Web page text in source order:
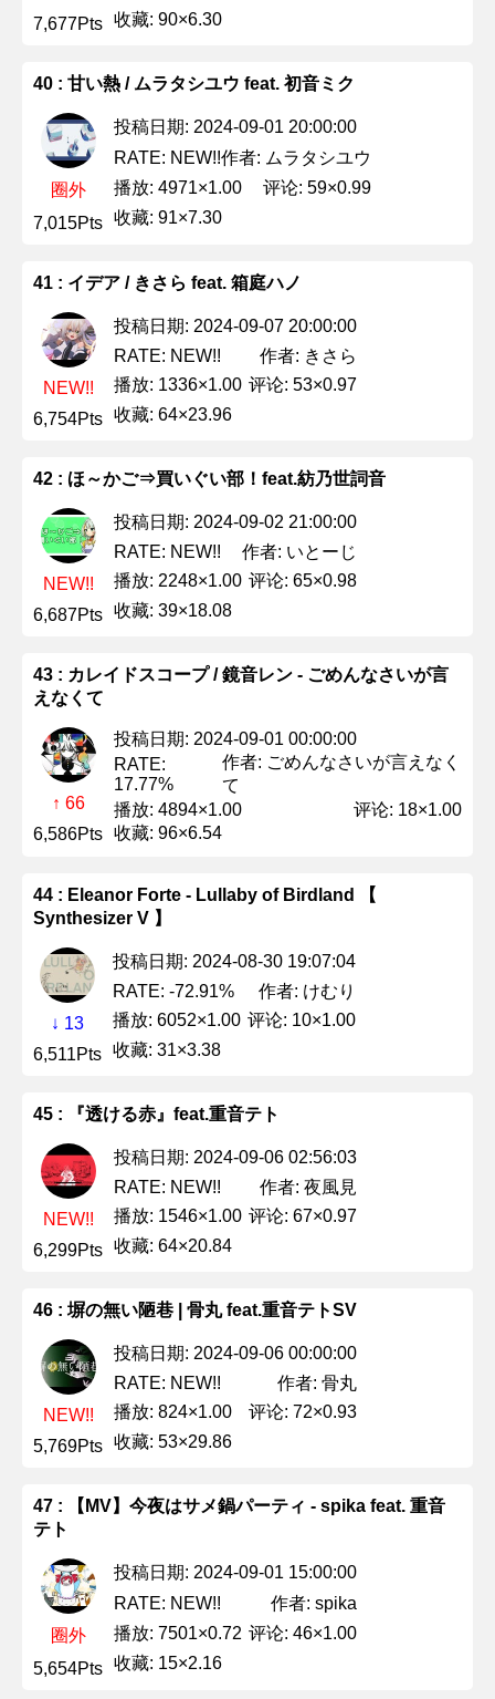
7,677Pts 收藏: 90×6.30
40 : 甘い熱 / ムラタシユウ feat. 初音ミク
圈外
7,015Pts
投稿日期: 2024-09-01 20:00:00
RATE: NEW!!作者: ムラタシユウ
播放: 4971×1.00
评论: 59×0.99
收藏: 91×7.30
41 : イデア / きさら feat. 箱庭ハノ
NEW!!
6,754Pts
投稿日期: 2024-09-07 20:00:00
RATE: NEW!!
作者: きさら
播放: 1336×1.00 评论: 53×0.97
收藏: 64×23.96
42 : ほ～かご⇒買いぐい部！feat.紡乃世詞音
NEW!!
6,687Pts
投稿日期: 2024-09-02 21:00:00
RATE: NEW!!
作者: いとーじ
播放: 2248×1.00 评论: 65×0.98
收藏: 39×18.08
43 : カレイドスコープ / 鏡音レン - ごめんなさいが言
えなくて
↑ 66
6,586Pts
投稿日期: 2024-09-01 00:00:00
RATE:
17.77%
作者: ごめんなさいが言えなく
て
播放: 4894×1.00
评论: 18×1.00
收藏: 96×6.54
44 : Eleanor Forte - Lullaby of Birdland 【
Synthesizer V 】
↓ 13
6,511Pts
投稿日期: 2024-08-30 19:07:04
RATE: -72.91%
作者: けむり
播放: 6052×1.00 评论: 10×1.00
收藏: 31×3.38
45 : 『透ける赤』feat.重音テト
NEW!!
6,299Pts
投稿日期: 2024-09-06 02:56:03
RATE: NEW!!
作者: 夜風見
播放: 1546×1.00 评论: 67×0.97
收藏: 64×20.84
46 : 塀の無い陋巷 | 骨丸 feat.重音テトSV
NEW!!
5,769Pts
投稿日期: 2024-09-06 00:00:00
RATE: NEW!!
作者: 骨丸
播放: 824×1.00
评论: 72×0.93
收藏: 53×29.86
47 : 【MV】今夜はサメ鍋パーティ - spika feat. 重音
テト
圈外
5,654Pts
投稿日期: 2024-09-01 15:00:00
RATE: NEW!!
作者: spika
播放: 7501×0.72 评论: 46×1.00
收藏: 15×2.16